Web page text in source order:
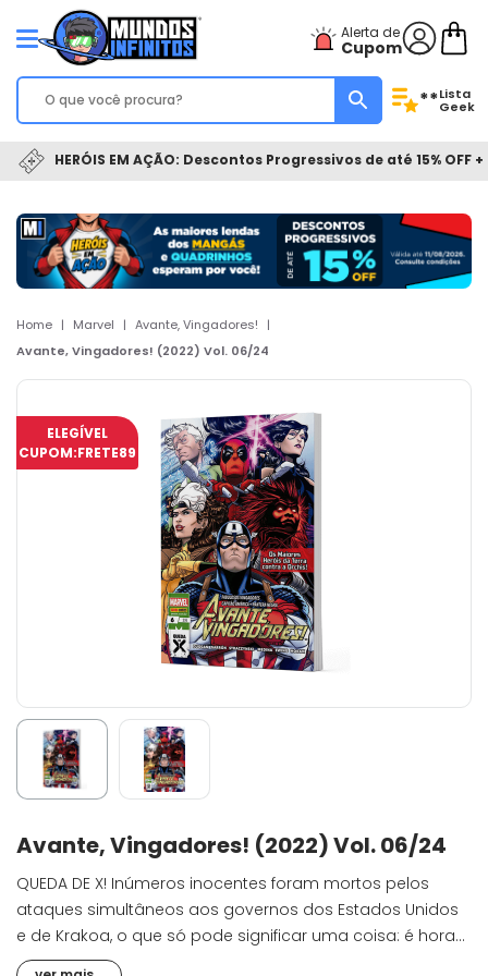
Alerta de
Cupom
**Lista
Geek
HERÓIS EM AÇÃO: Descontos Progressivos de até 15% OFF
Home | Marvel | Avante, Vingadores!
|
Avante, Vingadores! (2022) Vol. 06/24
ELEGÍVEL
CUPOM:FRETE89
Avante, Vingadores! (2022) Vol. 06/24
QUEDA DE X! Inúmeros inocentes foram mortos pelos
ataques simultâneos aos governos dos Estados Unidos
e de Krakoa, o que só pode significar uma coisa: é hora
de uma nova equipe dos Vingadores! Capitão América,